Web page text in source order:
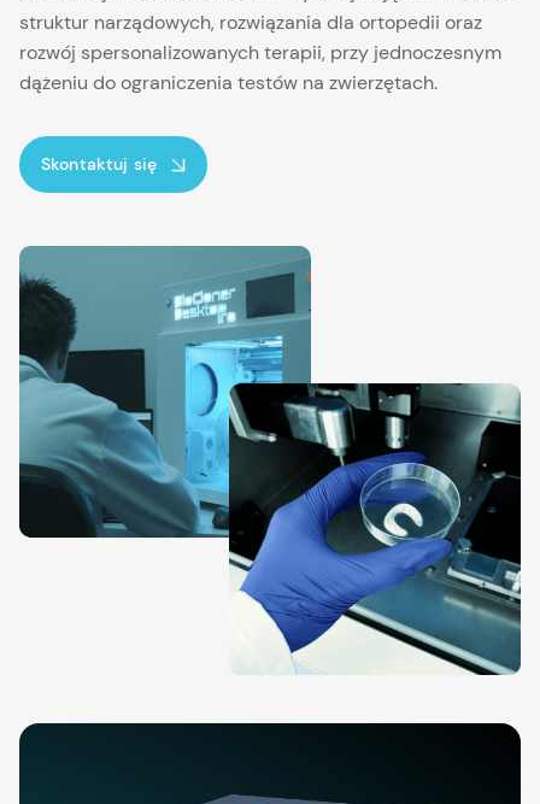
struktur narządowych, rozwiązania dla ortopedii oraz
rozwój spersonalizowanych terapii, przy jednoczesnym
dążeniu do ograniczenia testów na zwierzętach.
Skontaktuj się